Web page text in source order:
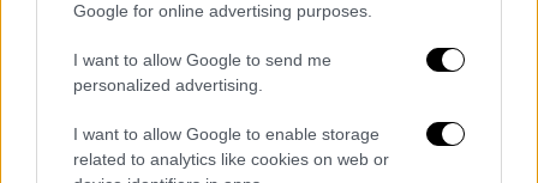
Google for online advertising purposes.
I want to allow Google to send me
personalized advertising.
I want to allow Google to enable storage
related to analytics like cookies on web or
1 2